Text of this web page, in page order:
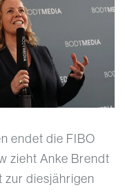
endet die FIBO
zieht Anke Brendt
zur diesjährigen